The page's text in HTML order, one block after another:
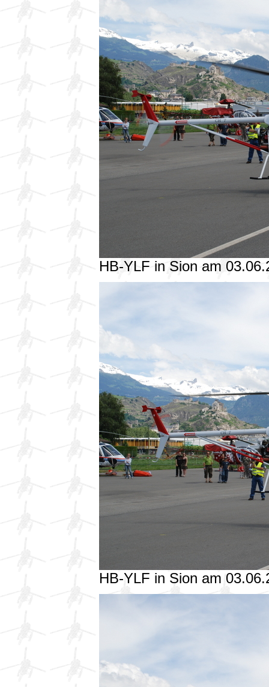
HB-YLF in Sion am
HB-YLF in Sion am